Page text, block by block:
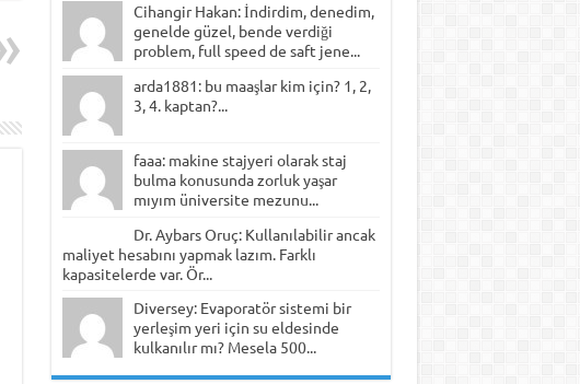
Cihangir Hakan: İndirdim, denedim,
genelde güzel, bende verdiği
problem, full speed de saft jene...
arda1881: bu maaşlar kim için? 1, 2,
3, 4. kaptan?...
faaa: makine stajyeri olarak staj
bulma konusunda zorluk yaşar
mıyım üniversite mezunu...
Dr. Aybars Oruç: Kullanılabilir ancak
maliyet hesabını yapmak lazım. Farklı
kapasitelerde var. Ör...
Diversey: Evaporatör sistemi bir
yerleşim yeri için su eldesinde
kulkanılır mı? Mesela 500...